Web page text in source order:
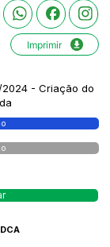
Imprimir
2024 - Criação do